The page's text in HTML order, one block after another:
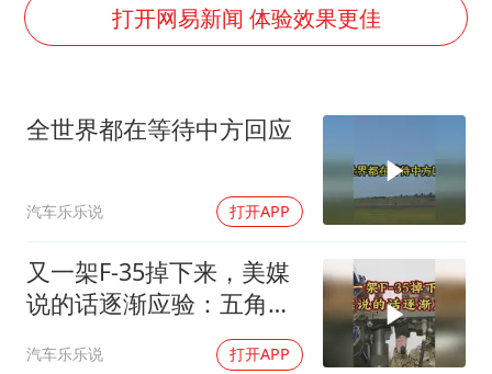
上海大部迎大暴雨
武契奇会见泽连斯基有何意图
构建更高水平的全民健身公共服务体系
打开网易新闻 体验效果更佳
全世界都在等待中方回应
汽车乐乐说 打开APP
又一架F-35掉下来，美媒
说的话逐渐应验：五角大
汽车乐乐说 打开APP